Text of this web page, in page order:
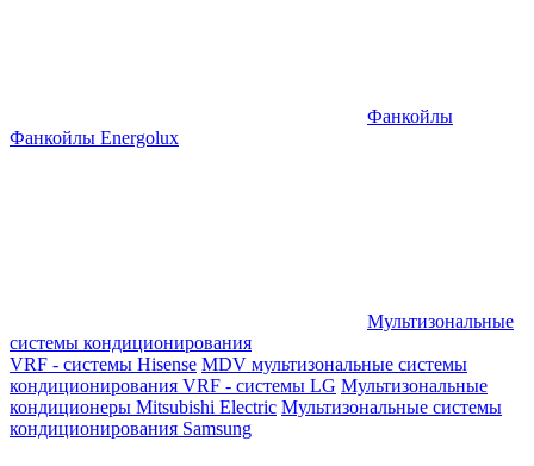
Фанкойлы
Фанкойлы Energolux
Мультизональные
системы кондиционирования
VRF - системы Hisense MDV мультизональные системы
кондиционирования VRF - системы LG Мультизональные
кондиционеры Mitsubishi Electric Мультизональные системы
кондиционирования Samsung